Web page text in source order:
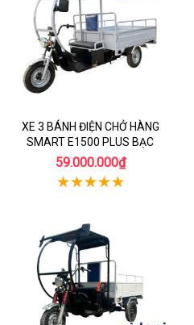
XE 3 BÁNH ĐIỆN CHỞ HÀNG
SMART E1500 PLUS BẠC
59.000.000₫